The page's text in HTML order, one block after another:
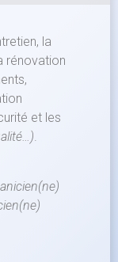
la
rénovation
et les
.